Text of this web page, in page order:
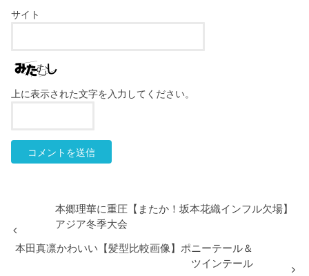
サイト
上に表示された文字を入力してください。
本郷理華に重圧【またか！坂本花織インフル欠場】
アジア冬季大会
本田真凛かわいい【髪型比較画像】ポニーテール＆
ツインテール